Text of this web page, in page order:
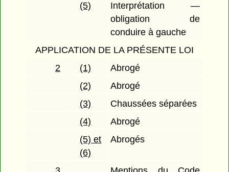
(5)
Interprétation —
obligation de
conduire à gauche
APPLICATION DE LA PRÉSENTE LOI
2
(1)
Abrogé
(2)
Abrogé
(3)
Chaussées séparées
(4)
Abrogé
(5) et
(6)
Abrogés